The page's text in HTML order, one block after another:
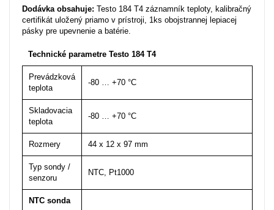
Dodávka obsahuje: Testo 184 T4 záznamník teploty, kalibračný
certifikát uložený priamo v prístroji, 1ks obojstrannej lepiacej
pásky pre upevnenie a batérie.
Technické parametre Testo 184 T4
Prevádzková
teplota
-80 … +70 °C
Skladovacia
teplota
-80 … +70 °C
Rozmery 44 x 12 x 97 mm
Typ sondy /
senzoru
NTC, Pt1000
NTC sonda